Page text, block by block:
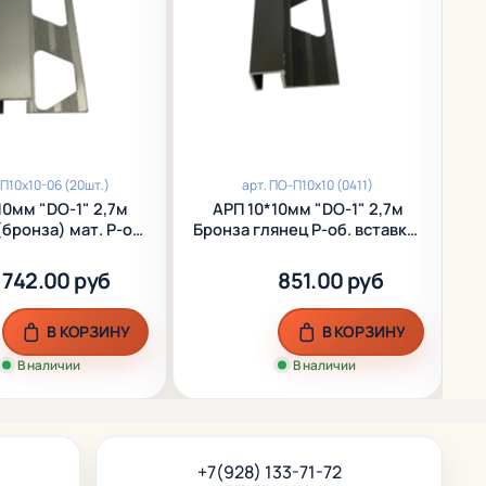
06 (20шт.)
"DО-1" 2,7м
мат. Р-об.
742.00 руб
В наличии
В КОРЗИНУ
арт.ПО-П10х10 (0411)
АРП 10*10мм "DО-1" 2,7м
Бронза глянец Р-об. вставка-
851.00 руб
В наличии
В КОРЗИНУ
+7(928) 133-71-72